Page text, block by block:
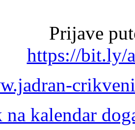
Prijave
https://bit.ly/
na kalendar